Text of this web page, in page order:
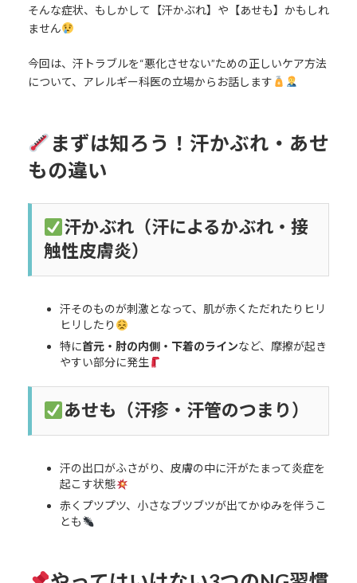
そんな症状、もしかして【汗かぶれ】や【あせも】かもしれ
ません
今回は、汗トラブルを“悪化させない”ための正しいケア方法
について、アレルギー科医の立場からお話します
まずは知ろう！汗かぶれ・あせ
もの違い
汗かぶれ（汗によるかぶれ・接
触性皮膚炎）
汗そのものが刺激となって、肌が赤くただれたりヒリ
ヒリしたり
特に首元・肘の内側・下着のラインなど、摩擦が起き
やすい部分に発生
あせも（汗疹・汗管のつまり）
汗の出口がふさがり、皮膚の中に汗がたまって炎症を
起こす状態
赤くプツプツ、小さなブツブツが出てかゆみを伴うこ
とも